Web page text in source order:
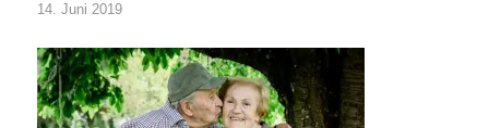
14. Juni 2019